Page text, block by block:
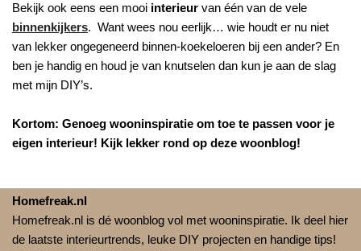
Bekijk ook eens een mooi interieur van één van de vele
binnenkijkers. Want wees nou eerlijk… wie houdt er nu niet
van lekker ongegeneerd binnen-koekeloeren bij een ander? En
ben je handig en houd je van knutselen dan kun je aan de slag
met mijn DIY’s.
Kortom: Genoeg wooninspiratie om toe te passen voor je
eigen interieur! Kijk lekker rond op deze woonblog!
Homefreak.nl
Homefreak.nl is dé woonblog vol met wooninspiratie. Ik deel hier
de laatste interieurtrends, leuke DIY projecten en handige tips!